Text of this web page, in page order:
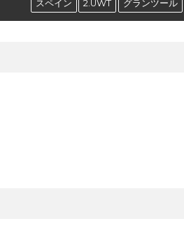
スペイン 2.UWT グランツール